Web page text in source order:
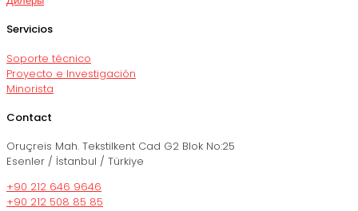
Servicios
Soporte técnico
Proyecto e Investigación
Minorista
Contact
Oruçreis Mah. Tekstilkent Cad G2 Blok No:25
Esenler / İstanbul / Türkiye
+90 212 646 9646
+90 212 508 85 85